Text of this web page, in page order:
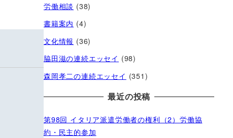
労働相談 (38)
書籍案内 (4)
文化情報 (36)
脇田滋の連続エッセイ (98)
森岡孝二の連続エッセイ (351)
最近の投稿
第98回 イタリア派遣労働者の権利（2）労働協
約・民主的参加